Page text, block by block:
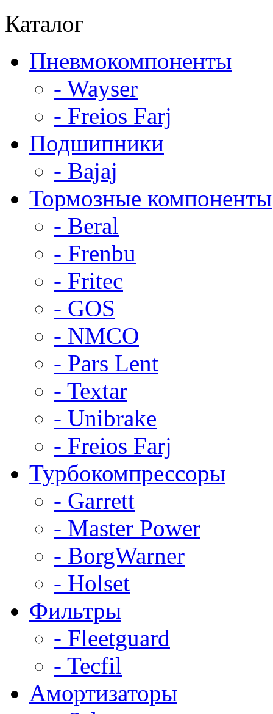
Каталог
Пневмокомпоненты
- Wayser
- Freios Farj
Подшипники
- Bajaj
Тормозные компоненты
- Beral
- Frenbu
- Fritec
- GOS
- NMCO
- Pars Lent
- Textar
- Unibrake
- Freios Farj
Турбокомпрессоры
- Garrett
- Master Power
- BorgWarner
- Holset
Фильтры
- Fleetguard
- Tecfil
Амортизаторы